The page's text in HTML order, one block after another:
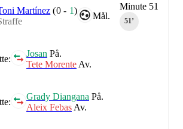
Minute 51
51‎’‎
Mål.
Martínez (0- 1)
Josan På.
Tete Morente Av.
Grady Diangana På.
Aleix Febas Av.